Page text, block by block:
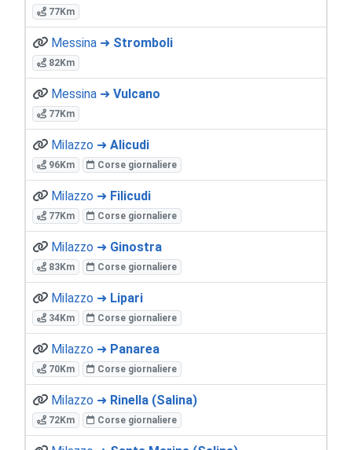
77Km
Messina ➜ Stromboli
82Km
Messina ➜ Vulcano
77Km
Milazzo ➜ Alicudi
96Km Corse giornaliere
Milazzo ➜ Filicudi
77Km Corse giornaliere
Milazzo ➜ Ginostra
83Km Corse giornaliere
Milazzo ➜ Lipari
34Km Corse giornaliere
Milazzo ➜ Panarea
70Km Corse giornaliere
Milazzo ➜ Rinella (Salina)
72Km Corse giornaliere